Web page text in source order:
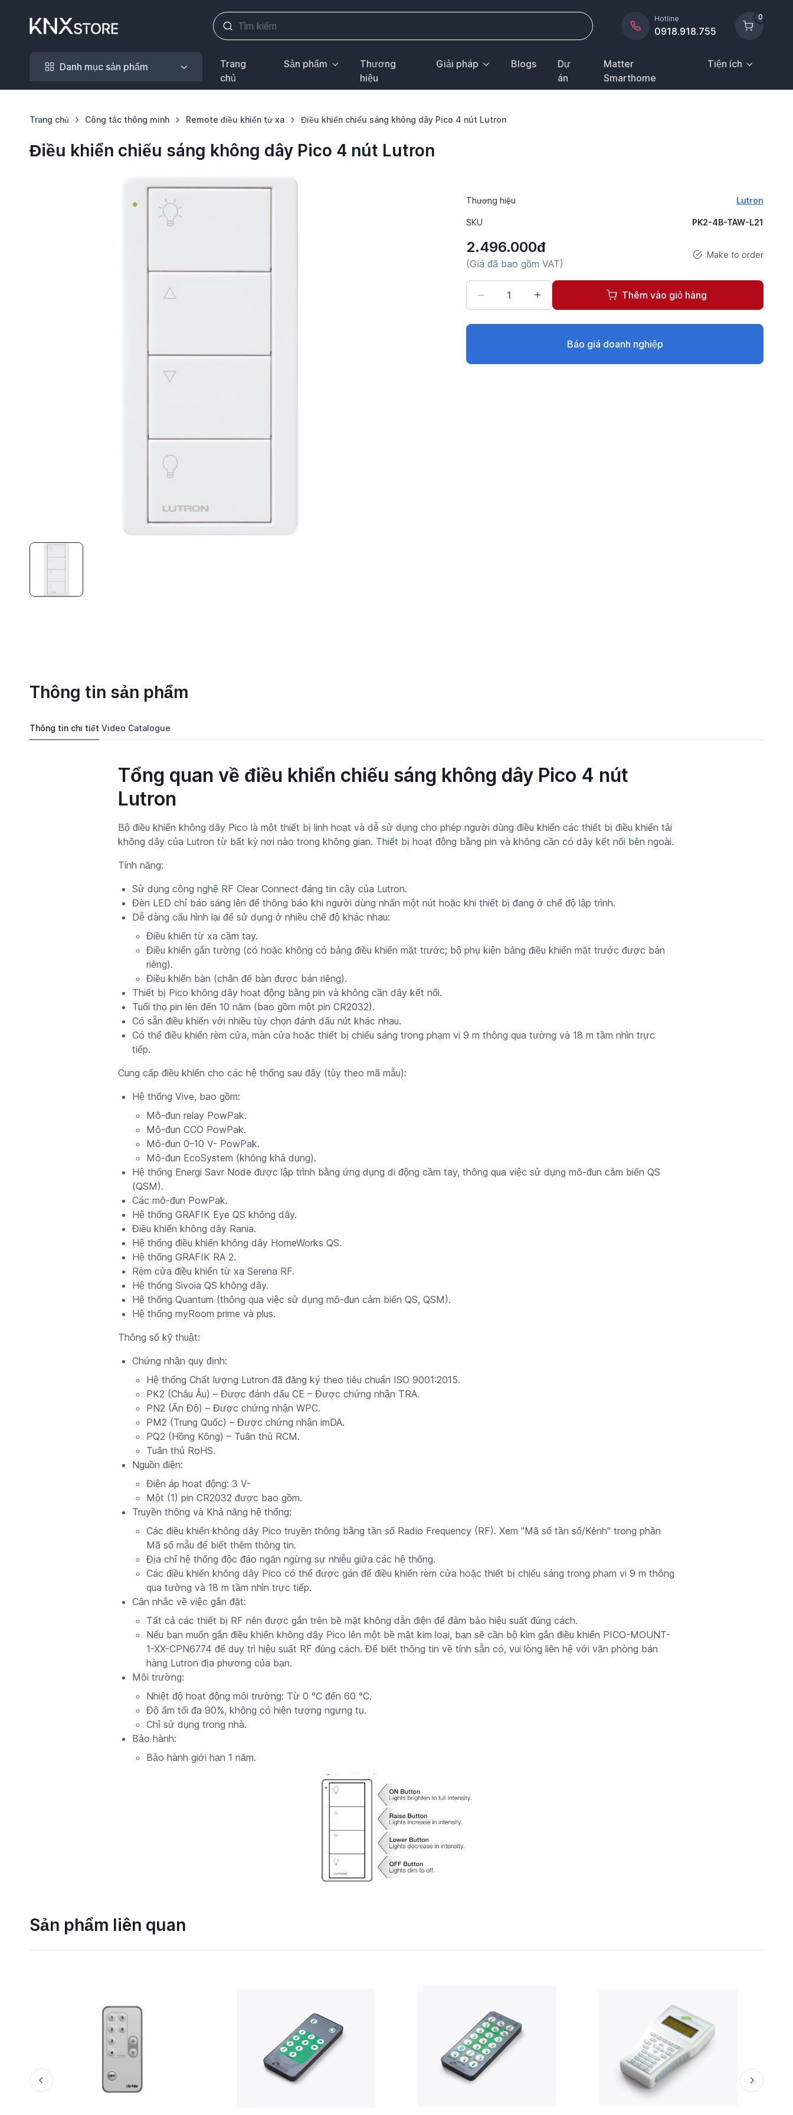
Hotline
0918.918.755
0
Danh mục sản phẩm
Danh mục sản phẩm
Trang
chủ
Sản phẩm
Thương
hiệu
Giải pháp Blogs
Dự
án
Matter
Smarthome
Tiện ích
Trang chủ Công tắc thông minh Remote điều khiển từ xa Điều khiển chiếu sáng không dây Pico 4 nút Lutron
Điều khiển chiếu sáng không dây Pico 4 nút Lutron
Thương hiệu Lutron
SKU PK2-4B-TAW-L21
2.496.000đ
(Giá đã bao gồm VAT)
Make to order
Thêm vào giỏ hàng
Báo giá doanh nghiệp
Thông tin sản phẩm
Thông tin chi tiết Video Catalogue
Tổng quan về điều khiển chiếu sáng không dây Pico 4 nút
Lutron
Bộ điều khiển không dây Pico là một thiết bị linh hoạt và dễ sử dụng cho phép người dùng điều khiển các thiết bị điều khiển tải
không dây của Lutron từ bất kỳ nơi nào trong không gian. Thiết bị hoạt động bằng pin và không cần có dây kết nối bên ngoài.
Tính năng:
Sử dụng công nghệ RF Clear Connect đáng tin cậy của Lutron.
Đèn LED chỉ báo sáng lên để thông báo khi người dùng nhấn một nút hoặc khi thiết bị đang ở chế độ lập trình.
Dễ dàng cấu hình lại để sử dụng ở nhiều chế độ khác nhau:
Điều khiển từ xa cầm tay.
Điều khiển gắn tường (có hoặc không có bảng điều khiển mặt trước; bộ phụ kiện bảng điều khiển mặt trước được bán
riêng).
Điều khiển bàn (chân đế bàn được bán riêng).
Thiết bị Pico không dây hoạt động bằng pin và không cần dây kết nối.
Tuổi thọ pin lên đến 10 năm (bao gồm một pin CR2032).
Có sẵn điều khiển với nhiều tùy chọn đánh dấu nút khác nhau.
Có thể điều khiển rèm cửa, màn cửa hoặc thiết bị chiếu sáng trong phạm vi 9 m thông qua tường và 18 m tầm nhìn trực
tiếp.
Cung cấp điều khiển cho các hệ thống sau đây (tùy theo mã mẫu):
Hệ thống Vive, bao gồm:
Mô-đun relay PowPak.
Mô-đun CCO PowPak.
Mô-đun 0–10 V- PowPak.
Mô-đun EcoSystem (không khả dụng).
Hệ thống Energi Savr Node được lập trình bằng ứng dụng di động cầm tay, thông qua việc sử dụng mô-đun cảm biến QS
(QSM).
Các mô-đun PowPak.
Hệ thống GRAFIK Eye QS không dây.
Điều khiển không dây Rania.
Hệ thống điều khiển không dây HomeWorks QS.
Hệ thống GRAFIK RA 2.
Rèm cửa điều khiển từ xa Serena RF.
Hệ thống Sivoia QS không dây.
Hệ thống Quantum (thông qua việc sử dụng mô-đun cảm biến QS, QSM).
Hệ thống myRoom prime và plus.
Thông số kỹ thuật:
Chứng nhận quy định:
Hệ thống Chất lượng Lutron đã đăng ký theo tiêu chuẩn ISO 9001:2015.
PK2 (Châu Âu) – Được đánh dấu CE – Được chứng nhận TRA.
PN2 (Ấn Độ) – Được chứng nhận WPC.
PM2 (Trung Quốc) – Được chứng nhận imDA.
PQ2 (Hồng Kông) – Tuân thủ RCM.
Tuân thủ RoHS.
Nguồn điện:
Điện áp hoạt động: 3 V-
Một (1) pin CR2032 được bao gồm.
Truyền thông và Khả năng hệ thống:
Các điều khiển không dây Pico truyền thông bằng tần số Radio Frequency (RF). Xem "Mã số tần số/Kênh" trong phần
Mã số mẫu để biết thêm thông tin.
Địa chỉ hệ thống độc đáo ngăn ngừng sự nhiễu giữa các hệ thống.
Các điều khiển không dây Pico có thể được gán để điều khiển rèm cửa hoặc thiết bị chiếu sáng trong phạm vi 9 m thông
qua tường và 18 m tầm nhìn trực tiếp.
Cân nhắc về việc gắn đặt:
Tất cả các thiết bị RF nên được gắn trên bề mặt không dẫn điện để đảm bảo hiệu suất đúng cách.
Nếu bạn muốn gắn điều khiển không dây Pico lên một bề mặt kim loại, bạn sẽ cần bộ kìm gắn điều khiển PICO-MOUNT-
1-XX-CPN6774 để duy trì hiệu suất RF đúng cách. Để biết thông tin về tính sẵn có, vui lòng liên hệ với văn phòng bán
hàng Lutron địa phương của bạn.
Môi trường:
Nhiệt độ hoạt động môi trường: Từ 0 °C đến 60 °C.
Độ ẩm tối đa 90%, không có hiện tượng ngưng tụ.
Chỉ sử dụng trong nhà.
Bảo hành:
Bảo hành giới hạn 1 năm.
Sản phẩm liên quan